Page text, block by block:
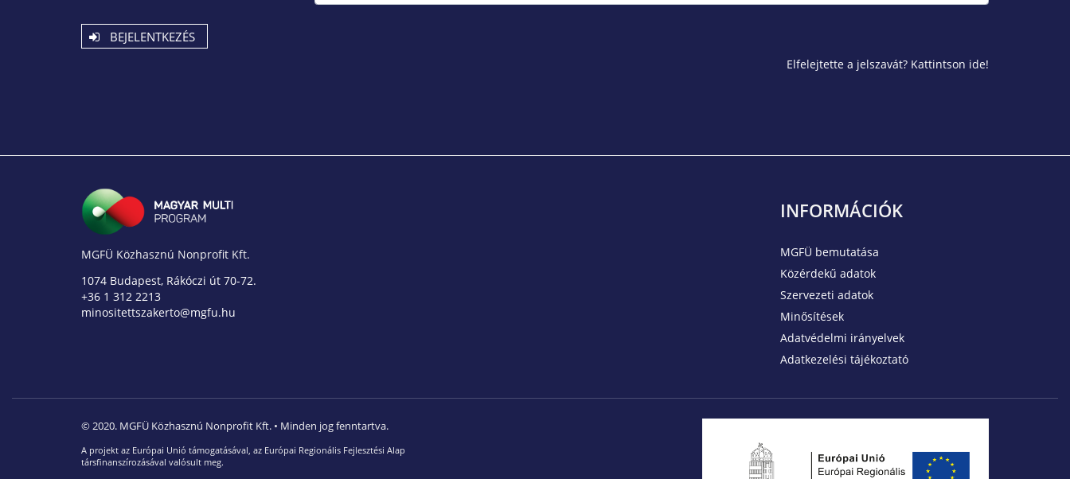
BEJELENTKEZÉS
Elfelejtette a jelszavát? Kattintson ide!
MGFÜ Közhasznú Nonprofit Kft.
1074 Budapest, Rákóczi út 70-72.
+36 1 312 2213
minositettszakerto@mgfu.hu
INFORMÁCIÓK
MGFÜ bemutatása
Közérdekű adatok
Szervezeti adatok
Minősítések
Adatvédelmi irányelvek
Adatkezelési tájékoztató
© 2020. MGFÜ Közhasznú Nonprofit Kft. • Minden jog fenntartva.
A projekt az Európai Unió támogatásával, az Európai Regionális Fejlesztési Alap
társfinanszírozásával valósult meg.